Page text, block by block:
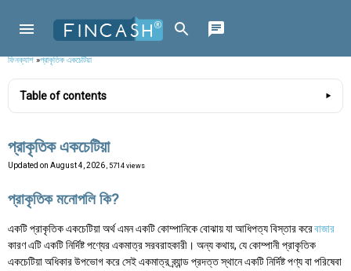
ফিনক্যাশ»প্রাকৃতিক একচেটিয়া
Table of contents
প্রাকৃতিক একচেটিয়া
Updated on August 4, 2026 , 5714 views
প্রাকৃতিক মনোপলি কি?
একটি প্রাকৃতিক একচেটিয়া অর্থ এমন একটি কোম্পানিকে বোঝায় যা আধিপত্য বিস্তার করেবাজার
কারণ এটি একটি নির্দিষ্ট পণ্যের একমাত্র সরবরাহকারী। অন্য কথায়, যে কোম্পানী প্রাকৃতিক
একচেটিয়া অধিকার উপভোগ করে সেই একমাত্র ব্র্যান্ড প্রদত্ত স্থানে একটি নির্দিষ্ট পণ্য বা পরিষেবা